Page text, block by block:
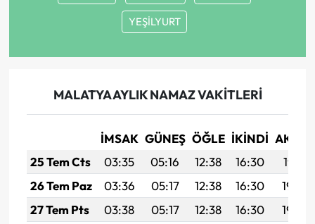
YEŞİLYURT
MALATYA AYLIK NAMAZ VAKITLERI
İMSAK GÜNEŞ ÖĞLE İKINDI
25 Tem Cts
03:35 05:16 12:38 16:30
19:51
26 Tem Paz
03:36 05:17 12:38 16:30
19:50
27 Tem Pts
03:38 05:17 12:38 16:30
19:49